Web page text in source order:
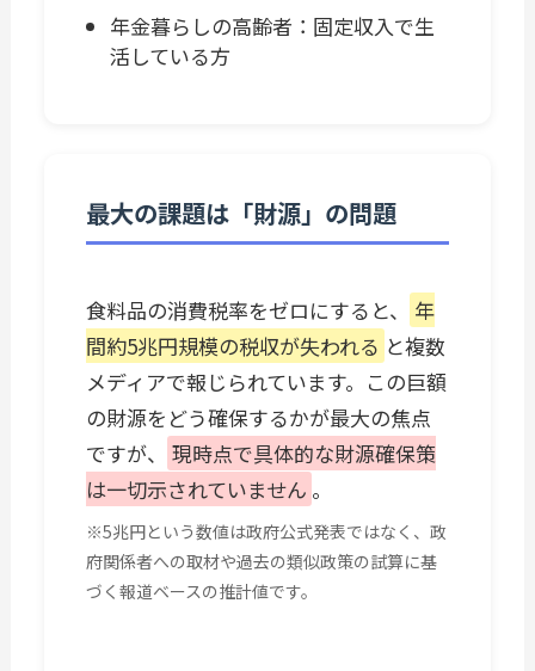
年金暮らしの高齢者：固定収入で生
活している方
最大の課題は「財源」の問題
食料品の消費税率をゼロにすると、
年
間約5兆円規模の税収が失われる と複数
メディアで報じられています。この巨額
の財源をどう確保するかが最大の焦点
ですが、
現時点で具体的な財源確保策
は一切示されていません 。
※5兆円という数値は政府公式発表ではなく、政
府関係者への取材や過去の類似政策の試算に基
づく報道ベースの推計値です。